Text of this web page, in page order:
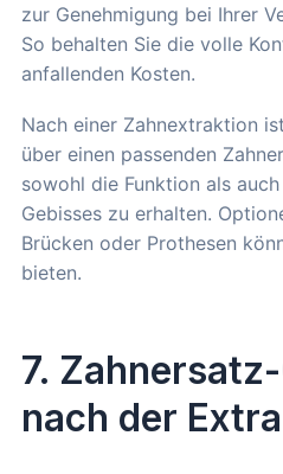
zur Genehmigung bei Ihrer
So behalten Sie die volle
anfallenden Kosten.
Nach einer Zahnextraktion
über einen passenden
sowohl die Funktion als
Gebisses zu erhalten.
Brücken oder Prothesen
bieten.
7.
nach der